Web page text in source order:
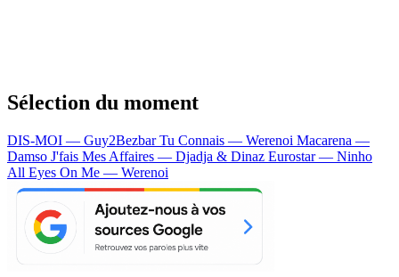
Sélection du moment
DIS-MOI — Guy2BezbarTu Connais — Werenoi Macarena —
Damso J'fais Mes Affaires — Djadja & Dinaz Eurostar — Ninho
All Eyes On Me — Werenoi